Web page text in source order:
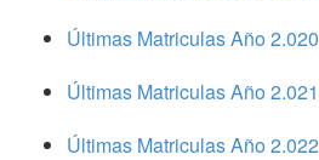
Últimas Matriculas Año 2.020
Últimas Matriculas Año 2.021
Últimas Matriculas Año 2.022